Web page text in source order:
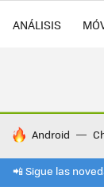
ANÁLISIS
HOY SE
Android
📲 Sigue las